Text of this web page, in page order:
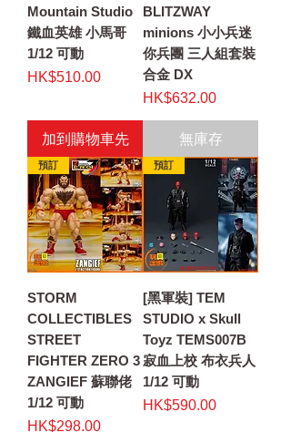
Mountain Studio
鐵血英雄 小馬哥
1/12 可動
價格
HK$510.00
加到購物車先
BLITZWAY
minions 小小兵迷
你兵團 三人組套裝
合金 DX
價格
HK$632.00
無庫存
預訂
STORM
COLLECTIBLES
STREET
FIGHTER ZERO 3
ZANGIEF 蘇聯佬
1/12 可動
價格
HK$298.00
預訂
[黑軍裝] TEM
STUDIO x Skull
Toyz TEMS007B
寂血上校 布衣兵人
1/12 可動
價格
HK$590.00